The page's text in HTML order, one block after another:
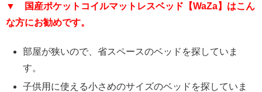
▼
国産ポケットコイルマットレスベッド【WaZa】はこん
な方にお勧めです。
部屋が狭いので、省スペースのベッドを探していま
す。
子供用に使える小さめのサイズのベッドを探していま